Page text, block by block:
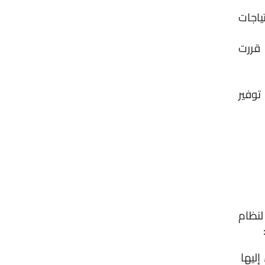
3. النفقة خلال العدة (تشمل السكن، الطعام، الاحتياجات
4. حضانة الأطفال (عادةً للأطفال دون سن 15 سنة، إلا إذا قررت
6. السكن في حال كانت حاضنة للأطفال، ويجب على الزوج توفير
نعم، يجوز للزوجة طلب الطلاق للضرر النفسي في السعودية، وفقًا لنظام